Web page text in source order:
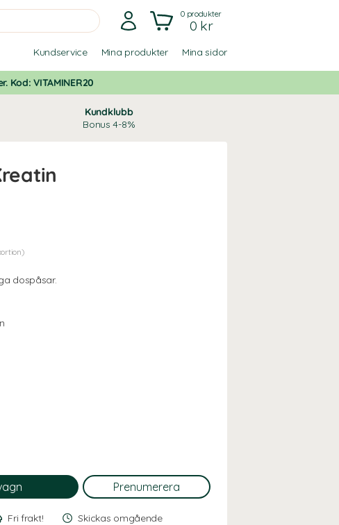
0produkter
0 kr
Kundservice Mina produkter Mina sidor
Kod:VITAMINER20
Kundklubb
Bonus 4-8%
dospåsar.
Fri frakt! Skickas omgående